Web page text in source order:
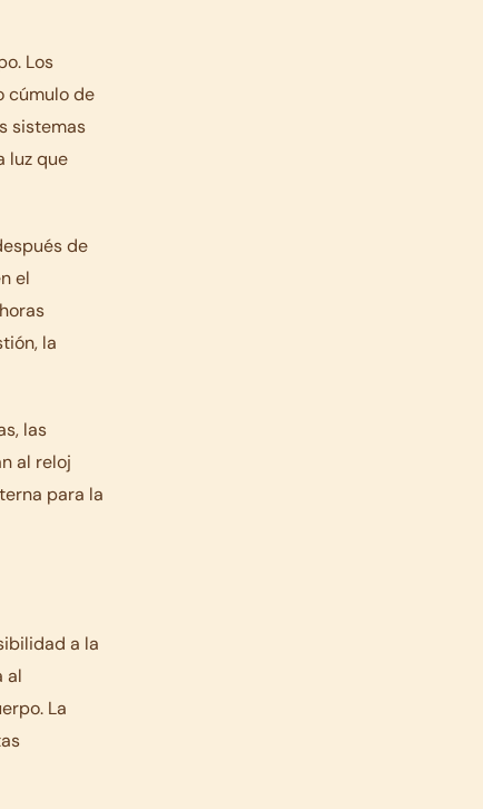
Los
cúmulo de
sistemas
luz que
de
el
la
las
al reloj
para la
a la
al
La